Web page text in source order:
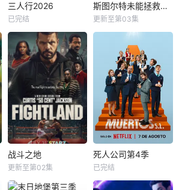
三人行2026
已完结
斯图尔特未能拯救宇宙
更新至第03集
战斗之地
更新至第02集
死人公司第4季
已完结